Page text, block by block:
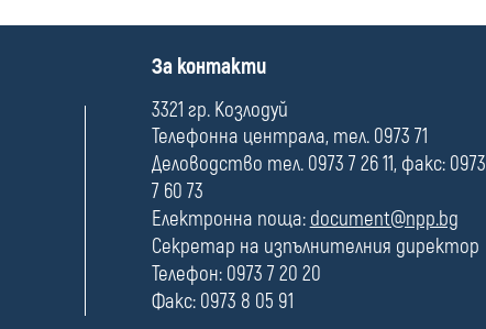
П
л
е
За контакти
3321 гр. Козлодуй
Телефонна централа, тел. 0973 71
Деловодство тел. 0973 7 26 11, факс: 0973
7 60 73
Електронна поща: document@npp.bg
Секретар на изпълнителния директор
Телефон: 0973 7 20 20
Факс: 0973 8 05 91